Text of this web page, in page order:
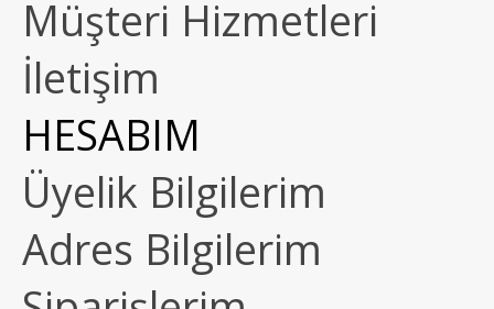
Müşteri Hizmetleri
İletişim
HESABIM
Üyelik Bilgilerim
Adres Bilgilerim